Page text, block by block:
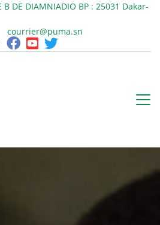
B DE DIAMNIADIO BP : 25031 Dakar-
courrier@puma.sn